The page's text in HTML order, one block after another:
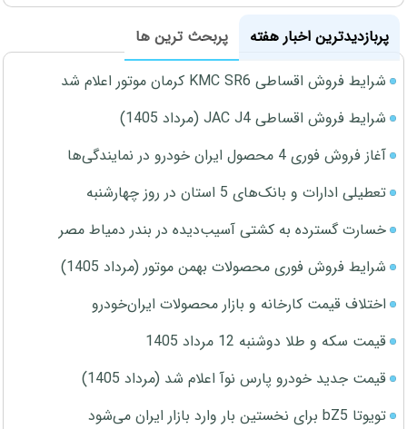
پربازدیدترین اخبار هفته
پربحث ترین ها
شرایط فروش اقساطی KMC SR6 کرمان موتور اعلام شد
شرایط فروش اقساطی JAC J4 (مرداد 1405)
آغاز فروش فوری 4 محصول ایران خودرو در نمایندگی‌ها
تعطیلی ادارات و بانک‌های 5 استان در روز چهارشنبه
خسارت گسترده به کشتی آسیب‌دیده در بندر دمیاط مصر
شرایط فروش فوری محصولات بهمن موتور (مرداد 1405)
اختلاف قیمت کارخانه و بازار محصولات ایران‌خودرو
قیمت سکه و طلا دوشنبه 12 مرداد 1405
قیمت جدید خودرو پارس نوآ اعلام شد (مرداد 1405)
تویوتا bZ5 برای نخستین بار وارد بازار ایران می‌شود